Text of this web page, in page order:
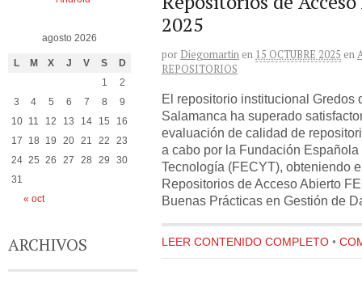
2025
por Diegomartin en 15 OCTUBRE 2025 en
REPOSITORIOS
El repositorio institucional Gredos
Salamanca ha superado
evaluación de calidad de
a cabo por la Fundación
Tecnología (FECYT), obteniendo
Repositorios de Acceso Abierto
Buenas Prácticas en Gestión de
LEER CONTENIDO COMPLETO •
agosto 2026
L M X J V S D
« oct
1
2
3
4 5 6 7 8
9
10
11 12 13 14 15
16
17
18 19 20 21 22
23
24 25 26 27 28 29
30
31
ARCHIVOS